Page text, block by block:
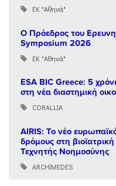
ΕΚ "Αθηνά"
Ο Πρόεδρος του
Symposium 2026
ΕΚ "Αθηνά"
ESA BIC Greece: 5
στη νέα διαστημική
CORALLIA
AIRIS: Το νέο
δρόμους στη
Τεχνητής Νοημοσύνης
ARCHIMEDES